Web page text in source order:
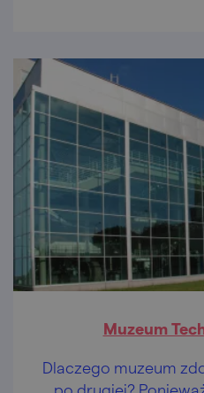
Muzeum
Dlaczego muzeum
po drugiej?